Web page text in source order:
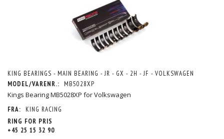
KING BEARINGS - MAIN BEARING - JR - GX - 2H - JF - VOLKSWAGEN
MODEL/VARENR.:
MB5028XP
Kings Bearing MB5028XP for Volkswagen
FRA:
KING RACING
RING FOR PRIS
+45 25 15 32 90